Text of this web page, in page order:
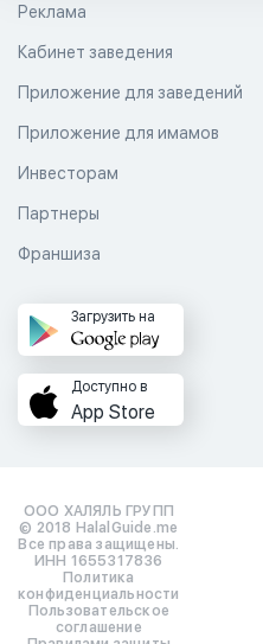
Реклама
Кабинет заведения
Приложение для заведений
Приложение для имамов
Инвесторам
Партнеры
Франшиза
Загрузить на
Доступно в
App Store
ООО ХАЛЯЛЬ ГРУПП
© 2018 HalalGuide.me
Все права защищены.
ИНН 1655317836
Политика
конфиденциальности
Пользовательское
соглашение